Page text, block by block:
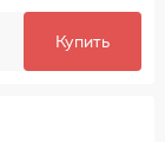
Купить